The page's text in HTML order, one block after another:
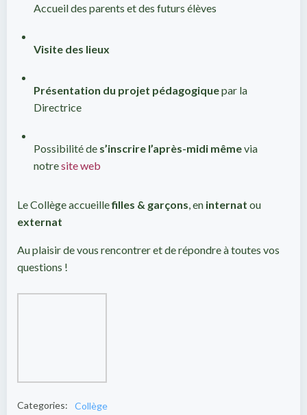
Accueil des parents et des futurs élèves
Visite des lieux
Présentation du projet pédagogiquepar la
Directrice
Possibilité de s’inscrire l’après-midi mêmevia
notresite web
Le Collège accueillefilles & garçons , en internat ou
externat
Au plaisir de vous rencontrer et de répondre à toutes vos
questions !
Categories:
Collège